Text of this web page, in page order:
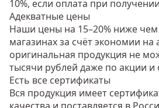
10%, если оплата при
Адекватные цены
Наши цены на 15–20% ниже чем
магазинах за счёт экономии на
оригинальная продукция не
тысячи рублей даже по акции и
Есть все сертификаты
Вся продукция имеет